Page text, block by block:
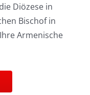
Diözese in
Bischof in
Armenische